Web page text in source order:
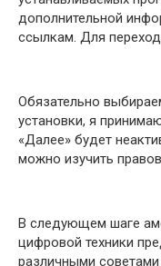
дополнительной
ссылкам. Для
Обязательно
установки, я
«Далее» будет
можно изучить
В следующем шаге
цифровой техники
различными